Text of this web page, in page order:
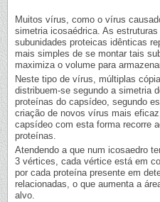
Muitos vírus, como o vírus
simetria icosaédrica. As
subunidades proteicas idênticas
mais simples de se montar tais
maximiza o volume para
Neste tipo de vírus, múltiplas
distribuem-se segundo a simetria
proteínas do capsídeo, segundo
criação de novos vírus mais
capsídeo com esta forma recorre
proteínas.
Atendendo a que num icosaedro
3 vértices, cada vértice está em
por cada proteína presente em
relacionadas, o que aumenta a
alvo.